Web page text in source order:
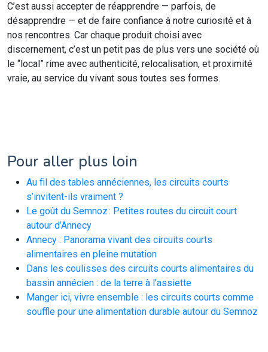
C’est aussi accepter de réapprendre — parfois, de
désapprendre — et de faire confiance à notre curiosité et à
nos rencontres. Car chaque produit choisi avec
discernement, c’est un petit pas de plus vers une société où
le “local” rime avec authenticité, relocalisation, et proximité
vraie, au service du vivant sous toutes ses formes.
Pour aller plus loin
Au fil des tables annéciennes, les circuits courts
s’invitent-ils vraiment ?
Le goût du Semnoz : Petites routes du circuit court
autour d’Annecy
Annecy : Panorama vivant des circuits courts
alimentaires en pleine mutation
Dans les coulisses des circuits courts alimentaires du
bassin annécien : de la terre à l’assiette
Manger ici, vivre ensemble : les circuits courts comme
souffle pour une alimentation durable autour du Semnoz